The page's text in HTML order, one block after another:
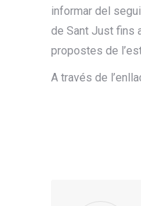
informar del
de Sant Just fins
propostes de
A través de